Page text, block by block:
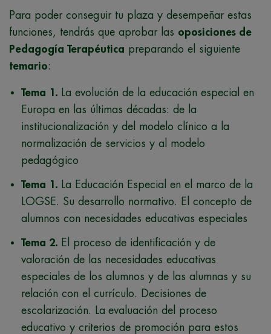
Para poder conseguir tu plaza y desempeñar estas
funciones, tendrás que aprobar las oposiciones de
Pedagogía Terapéutica preparando el siguiente
temario:
Tema 1. La evolución de la educación especial en
Europa en las últimas décadas: de la
institucionalización y del modelo clínico a la
normalización de servicios y al modelo
pedagógico
Tema 1. La Educación Especial en el marco de la
LOGSE. Su desarrollo normativo. El concepto de
alumnos con necesidades educativas especiales
Tema 2. El proceso de identificación y de
valoración de las necesidades educativas
especiales de los alumnos y de las alumnas y su
relación con el currículo. Decisiones de
escolarización. La evaluación del proceso
educativo y criterios de promoción para estos